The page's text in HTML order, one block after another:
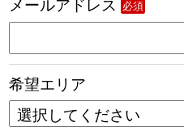
メールアドレス 必須
希望エリア